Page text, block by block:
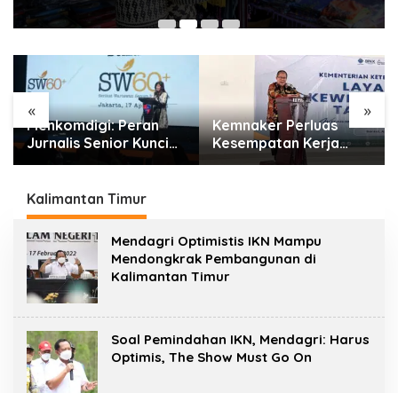
« »
Menkomdigi: Peran
Jurnalis Senior Kunci
Jaga Standar Kerja
Berkualitas
Kemnaker Perluas
Kesempatan Kerja
Disabilitas lewat
Kalimantan Timur
Mendagri Optimistis IKN Mampu
Mendongkrak Pembangunan di
Kalimantan Timur
Soal Pemindahan IKN, Mendagri: Harus
Optimis, The Show Must Go On